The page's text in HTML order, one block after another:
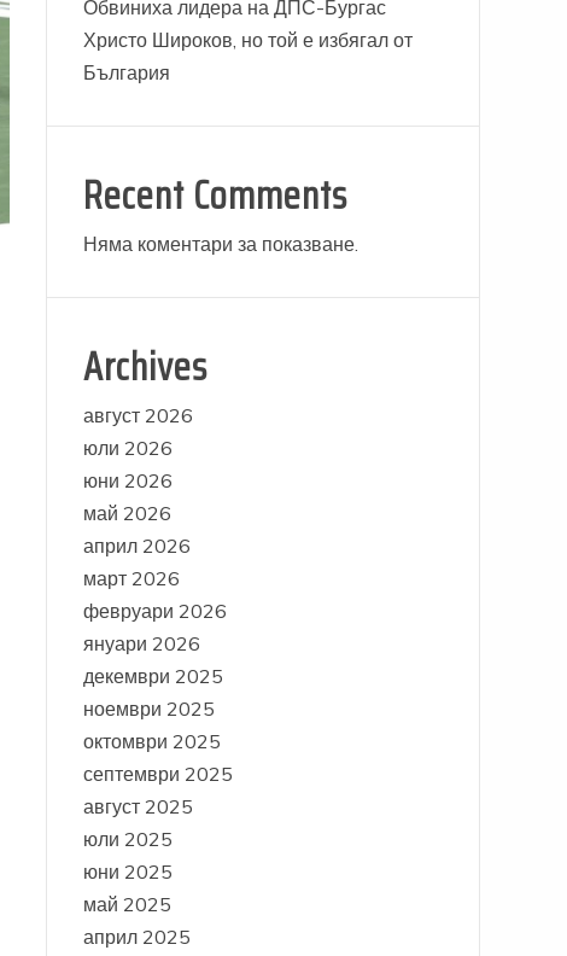
Обвиниха лидера на ДПС-Бургас
Христо Широков, но той е избягал от
България
Recent Comments
Няма коментари за показване.
Archives
август 2026
юли 2026
юни 2026
май 2026
април 2026
март 2026
февруари 2026
януари 2026
декември 2025
ноември 2025
октомври 2025
септември 2025
август 2025
юли 2025
юни 2025
май 2025
април 2025